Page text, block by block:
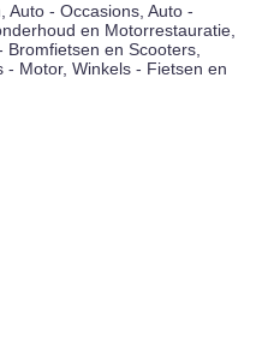
Auto - Occasions, Auto -
en Motorrestauratie,
Bromfietsen en Scooters,
Motor, Winkels - Fietsen en